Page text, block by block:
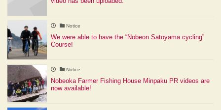
Notice
We were able to have the “Nobeon Satoyama cycling”
Course!
Notice
Nobeoka Farmer Fishing House Minpaku PR videos are
now available!